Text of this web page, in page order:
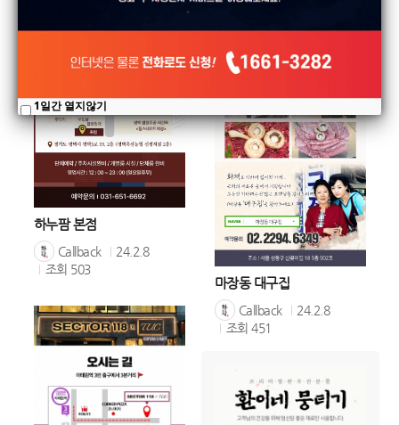
하누팜 본점
Callback
24.2.8
조회 503
마장동 대구집
Callback
24.2.8
조회451
1일간 열지않기